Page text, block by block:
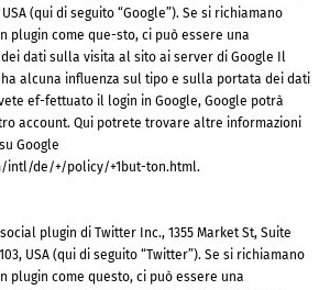
(qui di seguito “Google”). Se si richiamano
plugin come que-sto, ci può essere una
dati sulla visita al sito ai server di Google Il
alcuna influenza sul tipo e sulla portata dei dati
ef-fettuato il login in Google, Google potrà
account. Qui potrete trovare altre informazioni
Google
intl/de/+/policy/+1but-ton.html.
plugin di Twitter Inc., 1355 Market St, Suite
USA (qui di seguito “Twitter”). Se si richiamano
plugin come questo, ci può essere una